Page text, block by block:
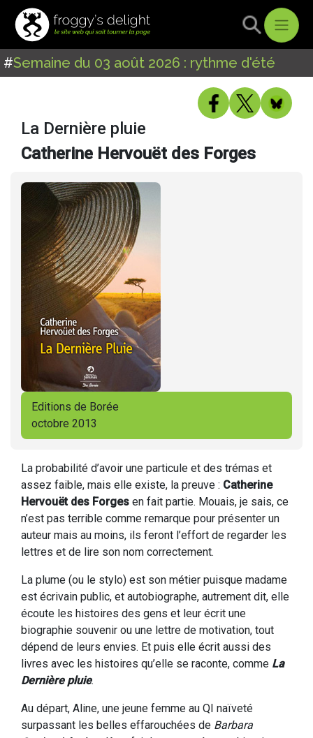
#Semaine du 03 août 2026 : rythme d'été
La Dernière pluie
Catherine Hervouët des Forges
Editions de Borée
octobre 2013
La probabilité d’avoir une particule et des trémas et
assez faible, mais elle existe, la preuve : Catherine
Hervouët des Forges en fait partie. Mouais, je sais, ce
n’est pas terrible comme remarque pour présenter un
auteur mais au moins, ils feront l’effort de regarder les
lettres et de lire son nom correctement.
La plume (ou le stylo) est son métier puisque madame
est écrivain public, et autobiographe, autrement dit, elle
écoute les histoires des gens et leur écrit une
biographie souvenir ou une lettre de motivation, tout
dépend de leurs envies. Et puis elle écrit aussi des
livres avec les histoires qu’elle se raconte, comme La
Dernière pluie.
Au départ, Aline, une jeune femme au QI naïveté
surpassant les belles effarouchées de Barbara